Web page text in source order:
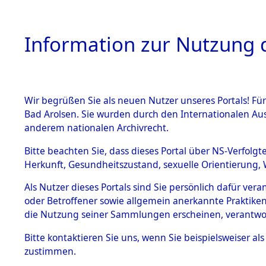
HOME
BESTÄNDE
Inhaftierungsdoku
mente
1.2.9 Beim ITS
verwahrte
1.2.9.1
Effekten aus
0002
Information zur Nutzung
Wir begrüßen Sie als neuen Nutzer unseres Portals!
Bad Arolsen. Sie wurden durch den Internationalen
anderem nationalen Archivrecht.
Bitte beachten Sie, dass dieses Portal über NS-
Herkunft, Gesundheitszustand, sexuelle
Als Nutzer dieses Portals sind Sie persönlich dafür
oder Betroffener sowie allgemein anerkannte
die Nutzung seiner Sammlungen erscheinen,
Bitte kontaktieren Sie uns, wenn Sie beispielsweiser
zustimmen.